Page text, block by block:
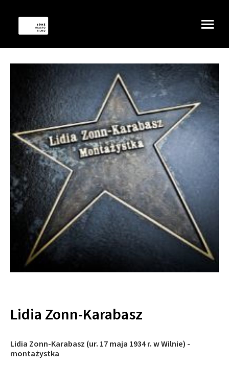
Lidia Zonn-Karabasz
Lidia Zonn-Karabasz (ur. 17 maja 1934 r. w Wilnie) -
montażystka